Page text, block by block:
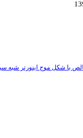
با شکل موج اینورتر شبه